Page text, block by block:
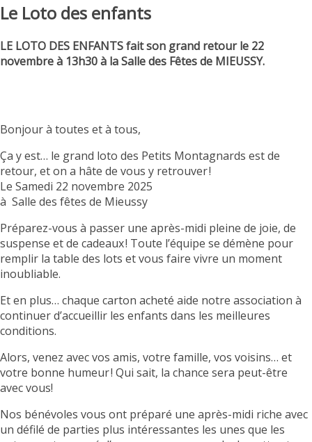
Le Loto des enfants
LE LOTO DES ENFANTS fait son grand retour le 22
novembre à 13h30 à la Salle des Fêtes de MIEUSSY.
Bonjour à toutes et à tous,
Ça y est… le grand loto des Petits Montagnards est de
retour, et on a hâte de vous y retrouver !
Le Samedi 22 novembre 2025
à Salle des fêtes de Mieussy
Préparez-vous à passer une après-midi pleine de joie, de
suspense et de cadeaux ! Toute l’équipe se démène pour
remplir la table des lots et vous faire vivre un moment
inoubliable.
Et en plus… chaque carton acheté aide notre association à
continuer d’accueillir les enfants dans les meilleures
conditions.
Alors, venez avec vos amis, votre famille, vos voisins… et
votre bonne humeur ! Qui sait, la chance sera peut-être
avec vous!
Nos bénévoles vous ont préparé une après-midi riche avec
un défilé de parties plus intéressantes les unes que les